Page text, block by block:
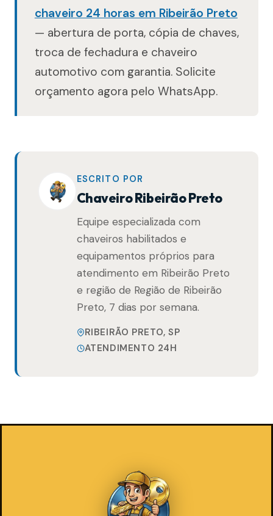
chaveiro 24 horas em Ribeirão Preto
— abertura de porta, cópia de chaves,
troca de fechadura e chaveiro
automotivo com garantia. Solicite
orçamento agora pelo WhatsApp.
ESCRITO POR
Chaveiro Ribeirão Preto
Equipe especializada com
chaveiros habilitados e
equipamentos próprios para
atendimento em Ribeirão Preto
e região de Região de Ribeirão
Preto, 7 dias por semana.
RIBEIRÃO PRETO, SP
ATENDIMENTO 24H